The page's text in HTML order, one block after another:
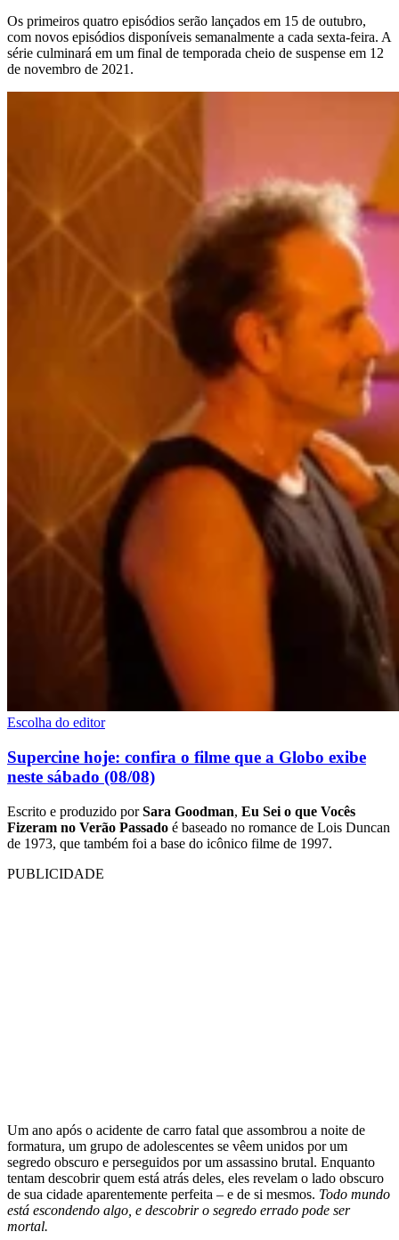
Os primeiros quatro episódios serão lançados em 15 de outubro,
com novos episódios disponíveis semanalmente a cada sexta-feira. A
série culminará em um final de temporada cheio de suspense em 12
de novembro de 2021.
Escolha do editor
Supercine hoje: confira o filme que a Globo exibe
neste sábado (08/08)
Escrito e produzido porSara Goodman, Eu Sei o que Vocês
Fizeram no Verão Passado é baseado no romance de Lois Duncan
de 1973, que também foi a base do icônico filme de 1997.
PUBLICIDADE
Um ano após o acidente de carro fatal que assombrou a noite de
formatura, um grupo de adolescentes se vêem unidos por um
segredo obscuro e perseguidos por um assassino brutal. Enquanto
tentam descobrir quem está atrás deles, eles revelam o lado obscuro
de sua cidade aparentemente perfeita – e de si mesmos. Todo mundo
está escondendo algo, e descobrir o segredo errado pode ser
mortal.